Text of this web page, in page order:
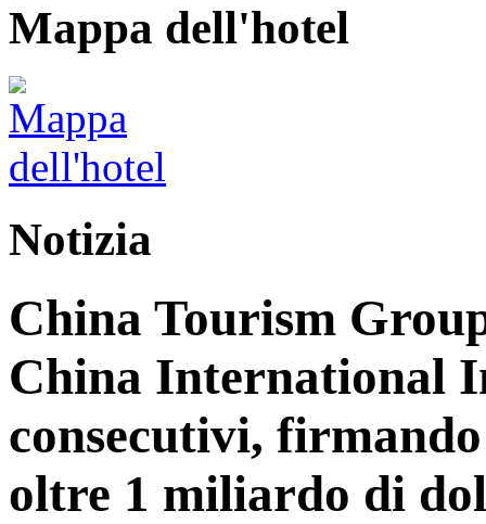
Mappa dell'hotel
Notizia
China Tourism
China International
consecutivi,
oltre 1 miliardo di